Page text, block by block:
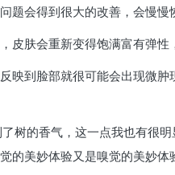
题会得到很大的改善，会慢慢
皮肤会重新变得饱满富有弹性
映到脸部就很可能会出现微
树的香气，这一点我也有很
的美妙体验又是嗅觉的美妙